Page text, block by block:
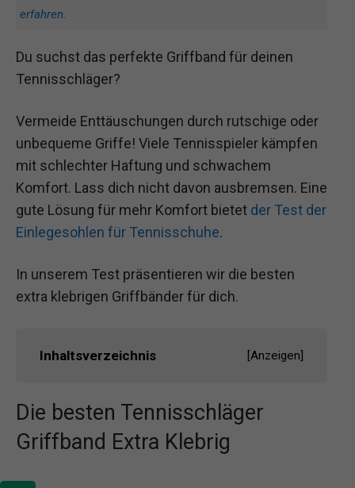
erfahren.
Du suchst das perfekte Griffband für deinen
Tennisschläger?
Vermeide Enttäuschungen durch rutschige oder
unbequeme Griffe! Viele Tennisspieler kämpfen
mit schlechter Haftung und schwachem
Komfort. Lass dich nicht davon ausbremsen. Eine
gute Lösung für mehr Komfort bietet der Test der
Einlegesohlen für Tennisschuhe.
In unserem Test präsentieren wir die besten
extra klebrigen Griffbänder für dich.
Inhaltsverzeichnis [Anzeigen]
Die besten Tennisschläger
Griffband Extra Klebrig